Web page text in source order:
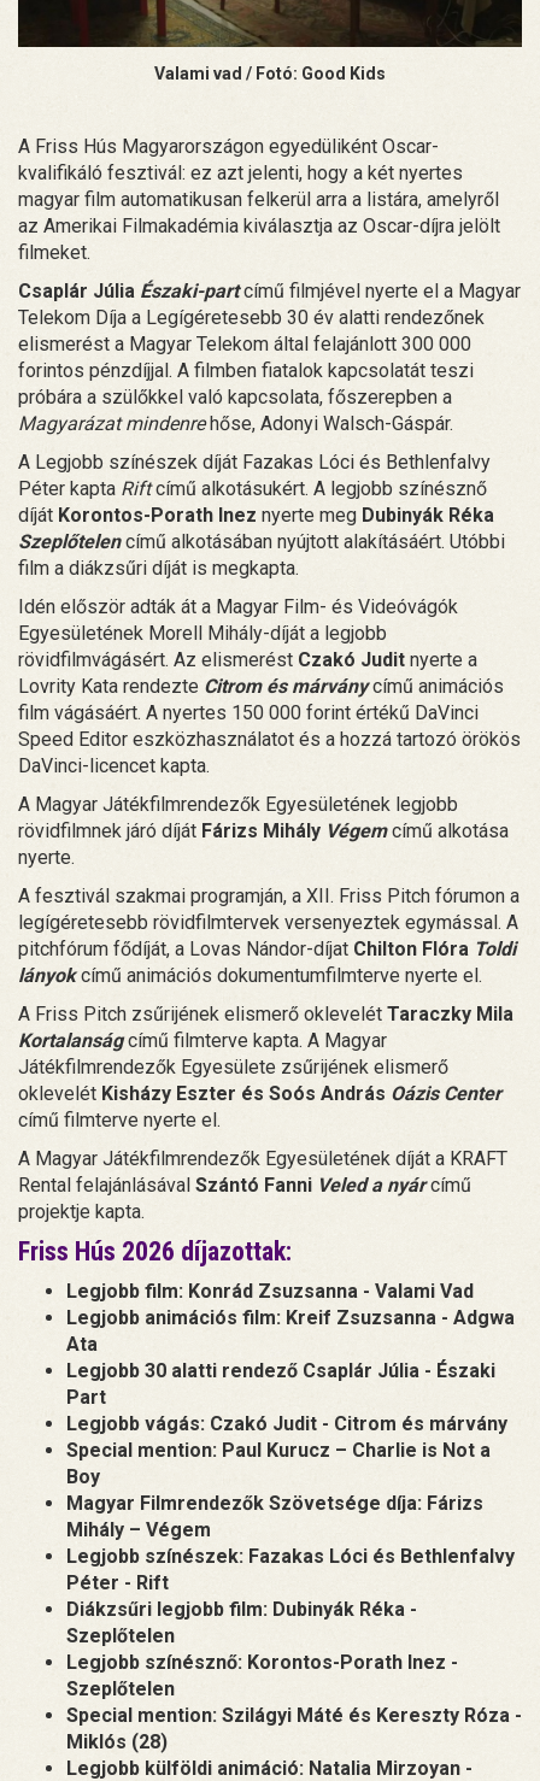
Valami vad / Fotó: Good Kids
A Friss Hús Magyarországon egyedüliként Oscar-
kvalifikáló fesztivál: ez azt jelenti, hogy a két nyertes
magyar film automatikusan felkerül arra a listára, amelyről
az Amerikai Filmakadémia kiválasztja az Oscar-díjra jelölt
filmeket.
Csaplár Júlia Északi-part című filmjével nyerte el a Magyar
Telekom Díja a Legígéretesebb 30 év alatti rendezőnek
elismerést a Magyar Telekom által felajánlott 300 000
forintos pénzdíjjal. A filmben fiatalok kapcsolatát teszi
próbára a szülőkkel való kapcsolata, főszerepben a
Magyarázat mindenrehőse, Adonyi Walsch-Gáspár.
A Legjobb színészek díját Fazakas Lóci és Bethlenfalvy
Péter kapta Riftcímű alkotásukért. A legjobb színésznő
díját Korontos-Porath Inez nyerte meg Dubinyák Réka
Szeplőtelencímű alkotásában nyújtott alakításáért. Utóbbi
film a diákzsűri díját is megkapta.
Idén először adták át a Magyar Film- és Videóvágók
Egyesületének Morell Mihály-díját a legjobb
rövidfilmvágásért. Az elismerést Czakó Judit nyerte a
Lovrity Kata rendezte Citrom és márványcímű animációs
film vágásáért. A nyertes 150 000 forint értékű DaVinci
Speed Editor eszközhasználatot és a hozzá tartozó örökös
DaVinci-licencet kapta.
A Magyar Játékfilmrendezők Egyesületének legjobb
rövidfilmnek járó díját Fárizs Mihály Végemcímű alkotása
nyerte.
A fesztivál szakmai programján, a XII. Friss Pitch fórumon a
legígéretesebb rövidfilmtervek versenyeztek egymással. A
pitchfórum fődíját, a Lovas Nándor-díjat Chilton Flóra Toldi
lányokcímű animációs dokumentumfilmterve nyerte el.
A Friss Pitch zsűrijének elismerő oklevelét Taraczky Mila
Kortalanságcímű filmterve kapta. A Magyar
Játékfilmrendezők Egyesülete zsűrijének elismerő
oklevelét Kisházy Eszter és Soós András Oázis Center
című filmterve nyerte el.
A Magyar Játékfilmrendezők Egyesületének díját a KRAFT
Rental felajánlásával Szántó Fanni Veled a nyárcímű
projektje kapta.
Friss Hús 2026 díjazottak:
Legjobb film: Konrád Zsuzsanna - Valami Vad
Legjobb animációs film: Kreif Zsuzsanna - Adgwa
Ata
Legjobb 30 alatti rendező Csaplár Júlia - Északi
Part
Legjobb vágás: Czakó Judit - Citrom és márvány
Special mention: Paul Kurucz – Charlie is Not a
Boy
Magyar Filmrendezők Szövetsége díja: Fárizs
Mihály – Végem
Legjobb színészek: Fazakas Lóci és Bethlenfalvy
Péter - Rift
Diákzsűri legjobb film: Dubinyák Réka -
Szeplőtelen
Legjobb színésznő: Korontos-Porath Inez -
Szeplőtelen
Special mention: Szilágyi Máté és Kereszty Róza -
Miklós (28)
Legjobb külföldi animáció: Natalia Mirzoyan -